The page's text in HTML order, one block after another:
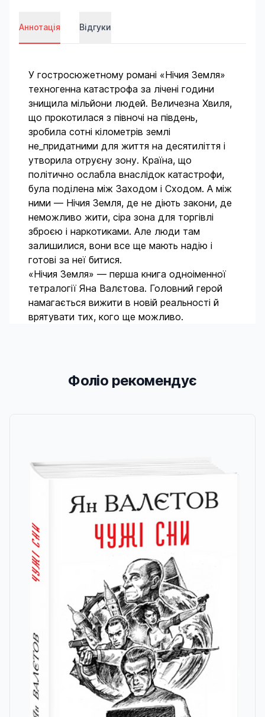
Аннотація Відгуки
У гостросюжетному романі «Нічия Земля»
техногенна катастрофа за лічені години
знищила мільйони людей. Величезна Хвиля,
що прокотилася з півночі на південь,
зробила сотні кілометрів землі
не_придатними для життя на десятиліття і
утворила отруєну зону. Країна, що
політично ослабла внаслідок катастрофи,
була поділена між Заходом і Сходом. А між
ними — Нічия Земля, де не діють закони, де
неможливо жити, сіра зона для торгівлі
зброєю і наркотиками. Але люди там
залишилися, вони все ще мають надію і
готові за неї битися.
«Нічия Земля» — перша книга одноіменної
тетралогії Яна Валєтова. Головний герой
намагається вижити в новій реальності й
врятувати тих, кого ще можливо.
Фоліо рекомендує